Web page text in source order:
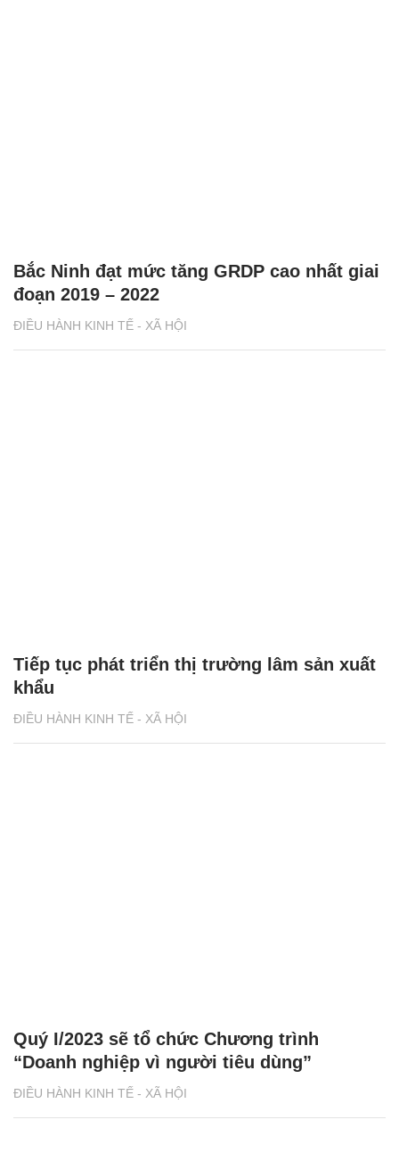
ĐIỀU HÀNH KINH TẾ - XÃ HỘI
Bắc Ninh đạt mức tăng GRDP cao nhất giai
đoạn 2019 – 2022
ĐIỀU HÀNH KINH TẾ - XÃ HỘI
Tiếp tục phát triển thị trường lâm sản xuất
khẩu
ĐIỀU HÀNH KINH TẾ - XÃ HỘI
Quý I/2023 sẽ tổ chức Chương trình
“Doanh nghiệp vì người tiêu dùng”